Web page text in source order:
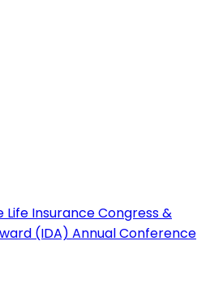
Life Insurance Congress &
(IDA) Annual Conference